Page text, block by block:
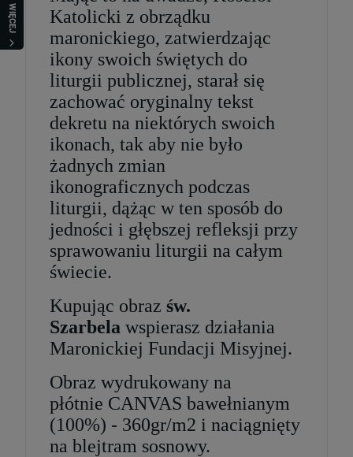
WIĘCEJ
Katolicki z obrządku
maronickiego, zatwierdzając
ikony swoich świętych do
liturgii publicznej, starał się
zachować oryginalny tekst
dekretu na niektórych swoich
ikonach, tak aby nie było
żadnych zmian
ikonograficznych podczas
liturgii, dążąc w ten sposób do
jedności i głębszej refleksji przy
sprawowaniu liturgii na całym
świecie.
Kupując obraz św.
Szarbela wspierasz działania
Maronickiej Fundacji Misyjnej.
Obraz wydrukowany na
płótnie CANVAS bawełnianym
(100%) - 360gr/m2 i naciągnięty
na blejtram sosnowy.